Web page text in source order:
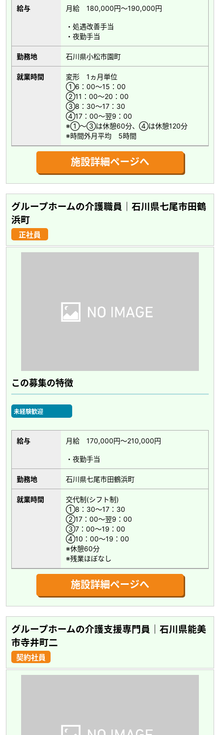
給与 月給 180,000円～190,000円
・処遇改善手当
・夜勤手当
勤務地 石川県小松市園町
就業時間
変形 1ヵ月単位
①6：00～15：00
②11：00～20：00
③8：30～17：30
④17：00～翌9：00
※①～③は休憩60分、④は休憩120分
※時間外月平均 5時間
施設詳細ページへ
グループホームの介護職員｜石川県七尾市田鶴
浜町
正社員
この募集の特徴
未経験歓迎
給与 月給 170,000円～210,000円
・夜勤手当
勤務地 石川県七尾市田鶴浜町
就業時間
交代制(シフト制)
①8：30～17：30
②17：00～翌9：00
③7：00～19：00
④10：00～19：00
※休憩60分
※残業ほぼなし
施設詳細ページへ
グループホームの介護支援専門員｜石川県能美
市寺井町二
契約社員